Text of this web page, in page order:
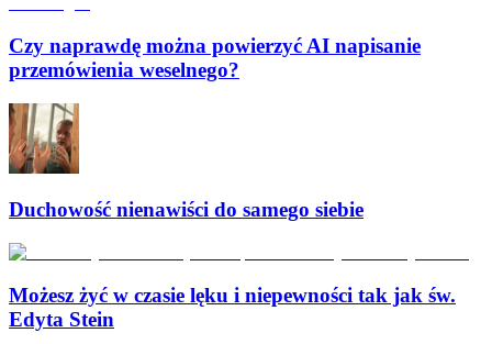
Czy naprawdę można powierzyć AI napisanie
przemówienia weselnego?
Duchowość nienawiści do samego siebie
Możesz żyć w czasie lęku i niepewności tak jak św.
Edyta Stein